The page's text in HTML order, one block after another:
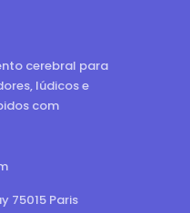
cerebral para
lúdicos e
com
75015 Paris